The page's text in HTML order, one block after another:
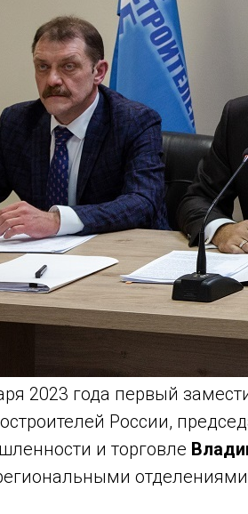
2023 года первый
России,
и торговле